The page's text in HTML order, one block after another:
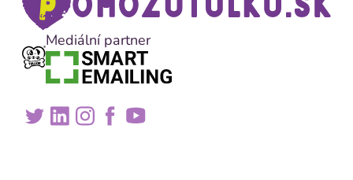
Mediální partner